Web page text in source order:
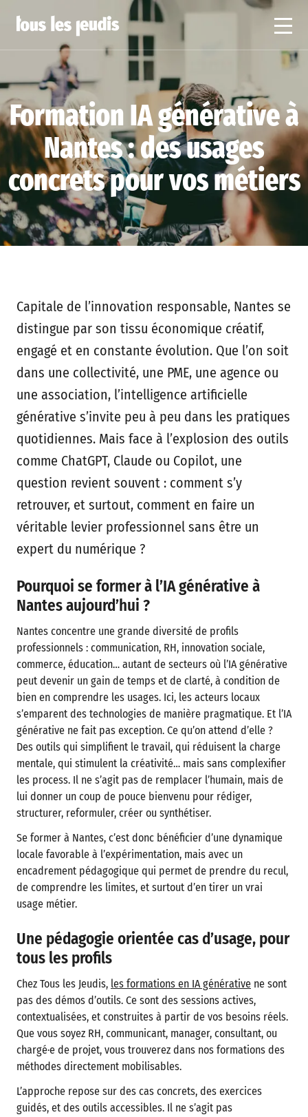
Formation IA générative à
Nantes : des usages
concrets pour vos métiers
Capitale de l’innovation responsable, Nantes se
distingue par son tissu économique créatif,
engagé et en constante évolution. Que l’on soit
dans une collectivité, une PME, une agence ou
une association, l’intelligence artificielle
générative s’invite peu à peu dans les pratiques
quotidiennes. Mais face à l’explosion des outils
comme ChatGPT, Claude ou Copilot, une
question revient souvent : comment s’y
retrouver, et surtout, comment en faire un
véritable levier professionnel sans être un
expert du numérique ?
Pourquoi se former à l’IA générative à
Nantes aujourd’hui ?
Nantes concentre une grande diversité de profils
professionnels : communication, RH, innovation sociale,
commerce, éducation… autant de secteurs où l’IA générative
peut devenir un gain de temps et de clarté, à condition de
bien en comprendre les usages. Ici, les acteurs locaux
s’emparent des technologies de manière pragmatique. Et l’IA
générative ne fait pas exception. Ce qu’on attend d’elle ?
Des outils qui simplifient le travail, qui réduisent la charge
mentale, qui stimulent la créativité… mais sans complexifier
les process. Il ne s’agit pas de remplacer l’humain, mais de
lui donner un coup de pouce bienvenu pour rédiger,
structurer, reformuler, créer ou synthétiser.
Se former à Nantes, c’est donc bénéficier d’une dynamique
locale favorable à l’expérimentation, mais avec un
encadrement pédagogique qui permet de prendre du recul,
de comprendre les limites, et surtout d’en tirer un vrai
usage métier.
Une pédagogie orientée cas d’usage, pour
tous les profils
Chez Tous les Jeudis, les formations en IA générative ne sont
pas des démos d’outils. Ce sont des sessions actives,
contextualisées, et construites à partir de vos besoins réels.
Que vous soyez RH, communicant, manager, consultant, ou
chargé·e de projet, vous trouverez dans nos formations des
méthodes directement mobilisables.
L’approche repose sur des cas concrets, des exercices
guidés, et des outils accessibles. Il ne s’agit pas